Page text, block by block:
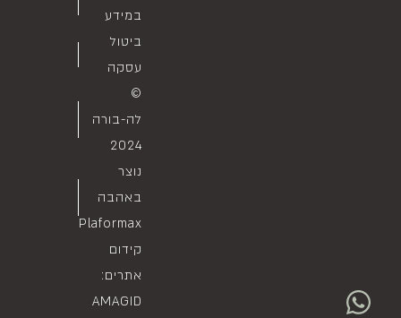
במידע
ביטול
עסקה
©
לה-בורה
2024
נוצר
באהבה
Plaformax
קידום
אתרים:
AMAGID